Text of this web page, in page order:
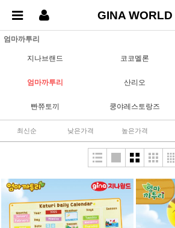
GINA WORLD
엄마까투리
지나브랜드 코코멜론
엄마까투리 산리오
빤쮸토끼 쿵야레스토랑즈
최신순 낮은가격 높은가격